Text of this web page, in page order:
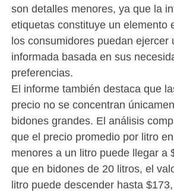
son detalles menores, ya que la
etiquetas constituye un elemento
los consumidores puedan ejercer
informada basada en sus
preferencias.
El informe también destaca que
precio no se concentran
bidones grandes. El análisis
que el precio promedio por litro
menores a un litro puede llegar a
que en bidones de 20 litros, el
litro puede descender hasta